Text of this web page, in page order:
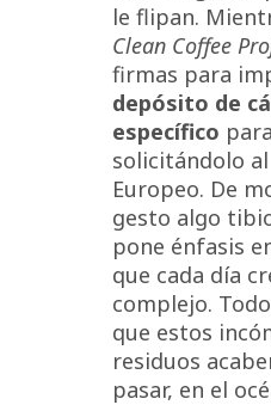
le flipan.
Clean Coffee
firmas para
depósito de
específico
solicitándolo
Europeo. De
gesto algo
pone énfasis
que cada día
complejo.
que estos
residuos
pasar, en el